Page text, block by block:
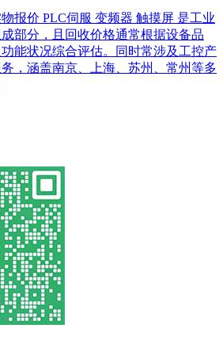
报价 PLC伺服 变频器 触摸屏 是工业
部分，且回收价格通常根据设备品
能状况综合评估。同时常涉及工控产
，涵盖南京、上海、苏州、常州等多